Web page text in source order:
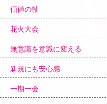
価値の軸
花火大会
無意識を意識に変える
新規にも安心感
一期一会